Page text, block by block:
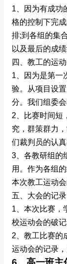
1、因为有成功
格的控制下完
排;到各组的集
以及最后的成绩
四、教工的运
1、因为是第一
验。从项目设
分。我们组委
2、比赛时间短
究，群策群力
们裁判员的认
3、各教研组的
用。作为各组
本次教工运动
五、大会的记录
1、本次比赛，
校运动会的破记
2、教工比赛的
运动会的记录